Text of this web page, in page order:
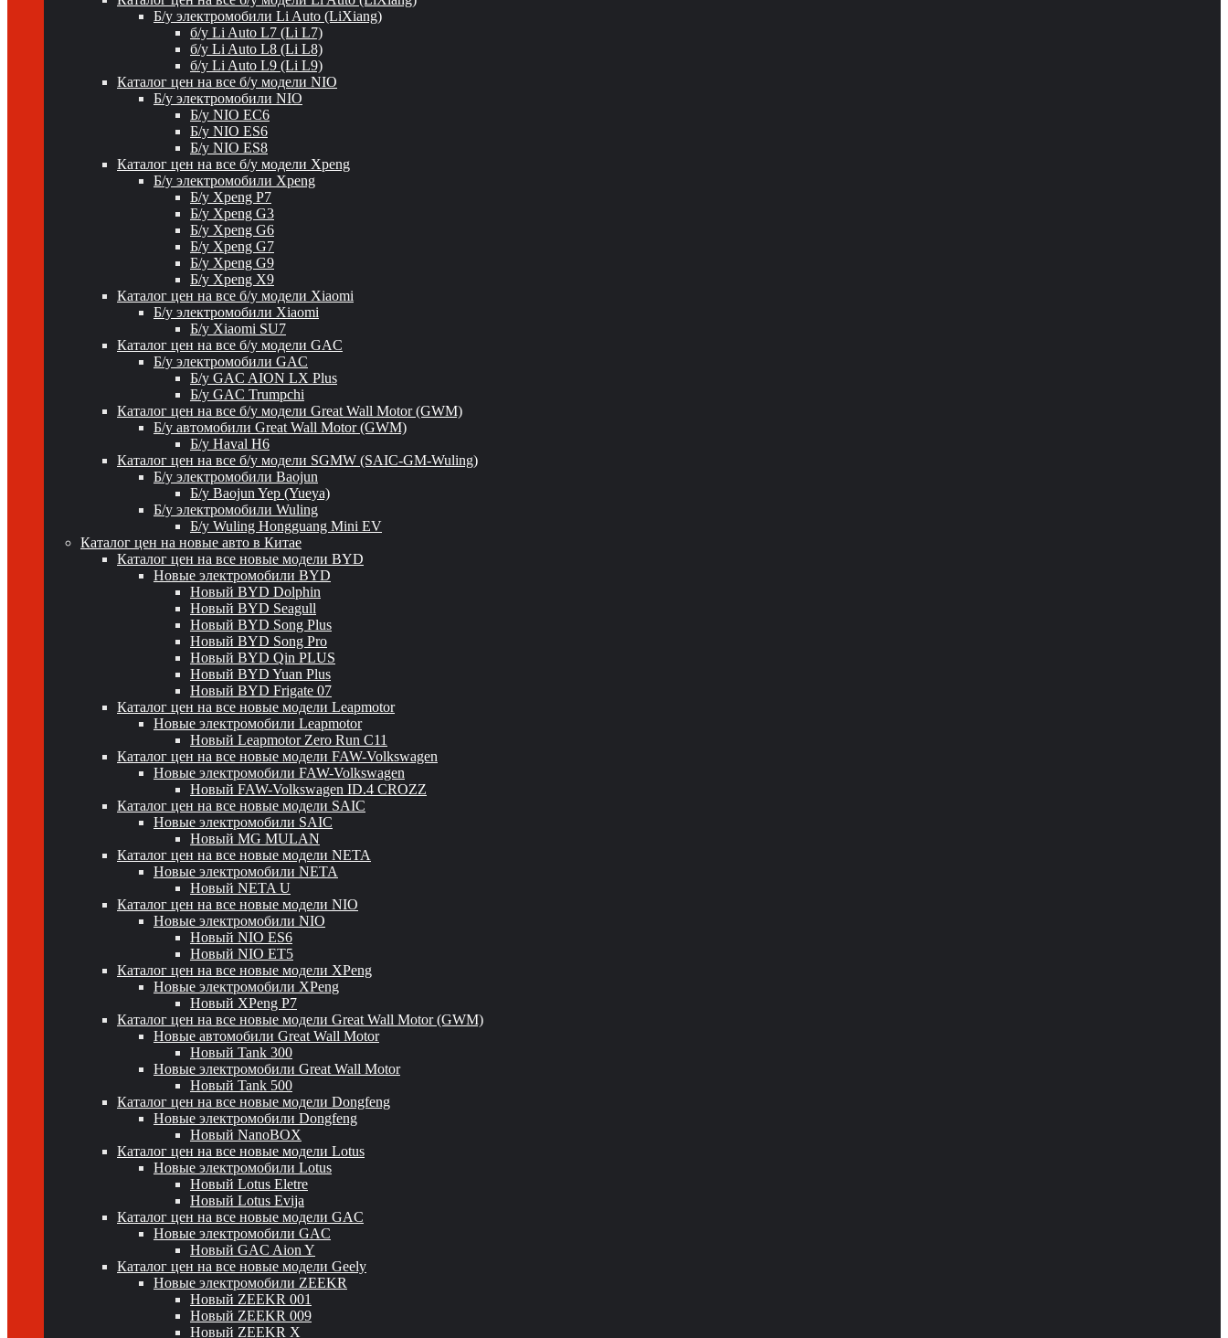
Б/у электромобили Li Auto (LiXiang)
б/у Li Auto L7 (Li L7)
б/у Li Auto L8 (Li L8)
б/у Li Auto L9 (Li L9)
Каталог цен на все б/у модели NIO
Б/у электромобили NIO
Б/у NIO EC6
Б/у NIO ES6
Б/у NIO ES8
Каталог цен на все б/у модели Xpeng
Б/у электромобили Xpeng
Б/у Xpeng P7
Б/у Xpeng G3
Б/у Xpeng G6
Б/у Xpeng G7
Б/у Xpeng G9
Б/у Xpeng X9
Каталог цен на все б/у модели Xiaomi
Б/у электромобили Xiaomi
Б/у Xiaomi SU7
Каталог цен на все б/у модели GAC
Б/у электромобили GAC
Б/у GAC AION LX Plus
Б/у GAC Trumpchi
Каталог цен на все б/у модели Great Wall Motor (GWM)
Б/у автомобили Great Wall Motor (GWM)
Б/у Haval H6
Каталог цен на все б/у модели SGMW (SAIC-GM-Wuling)
Б/у электромобили Baojun
Б/у Baojun Yep (Yueya)
Б/у электромобили Wuling
Б/у Wuling Hongguang Mini EV
Каталог цен на новые авто в Китае
Каталог цен на все новые модели BYD
Новые электромобили BYD
Новый BYD Dolphin
Новый BYD Seagull
Новый BYD Song Plus
Новый BYD Song Pro
Новый BYD Qin PLUS
Новый BYD Yuan Plus
Новый BYD Frigate 07
Каталог цен на все новые модели Leapmotor
Новые электромобили Leapmotor
Новый Leapmotor Zero Run C11
Каталог цен на все новые модели FAW-Volkswagen
Новые электромобили FAW-Volkswagen
Новый FAW-Volkswagen ID.4 CROZZ
Каталог цен на все новые модели SAIC
Новые электромобили SAIC
Новый MG MULAN
Каталог цен на все новые модели NETA
Новые электромобили NETA
Новый NETA U
Каталог цен на все новые модели NIO
Новые электромобили NIO
Новый NIO ES6
Новый NIO ET5
Каталог цен на все новые модели XPeng
Новые электромобили XPeng
Новый XPeng P7
Каталог цен на все новые модели Great Wall Motor (GWM)
Новые автомобили Great Wall Motor
Новый Tank 300
Новые электромобили Great Wall Motor
Новый Tank 500
Каталог цен на все новые модели Dongfeng
Новые электромобили Dongfeng
Новый NanoBOX
Каталог цен на все новые модели Lotus
Новые электромобили Lotus
Новый Lotus Eletre
Новый Lotus Evija
Каталог цен на все новые модели GAC
Новые электромобили GAC
Новый GAC Aion Y
Каталог цен на все новые модели Geely
Новые электромобили ZEEKR
Новый ZEEKR 001
Новый ZEEKR 009
Новый ZEEKR X